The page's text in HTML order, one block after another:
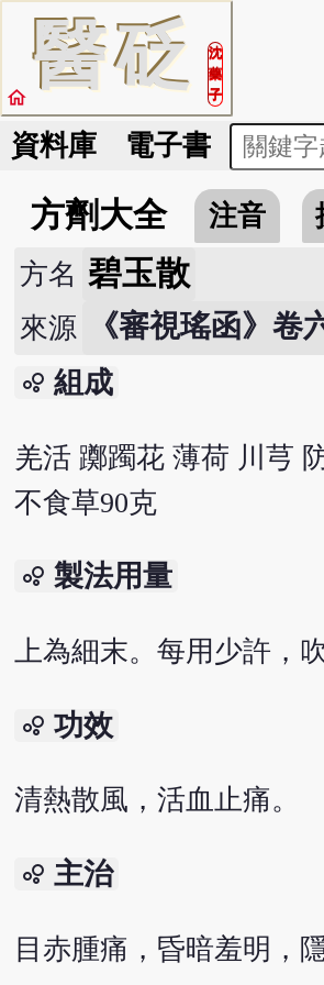
醫砭
沈
藥
子
home
資料庫 電子書
方劑大全 注音
方名 碧玉散
來源 《審視瑤函》卷
bubble_chart 組成
羌活 躑躅花 薄荷 川芎
不食草90克
bubble_chart 製法用量
上為細末。每用少許，
bubble_chart 功效
清熱散風，活血止痛。
bubble_chart 主治
目赤腫痛，昏暗羞明，